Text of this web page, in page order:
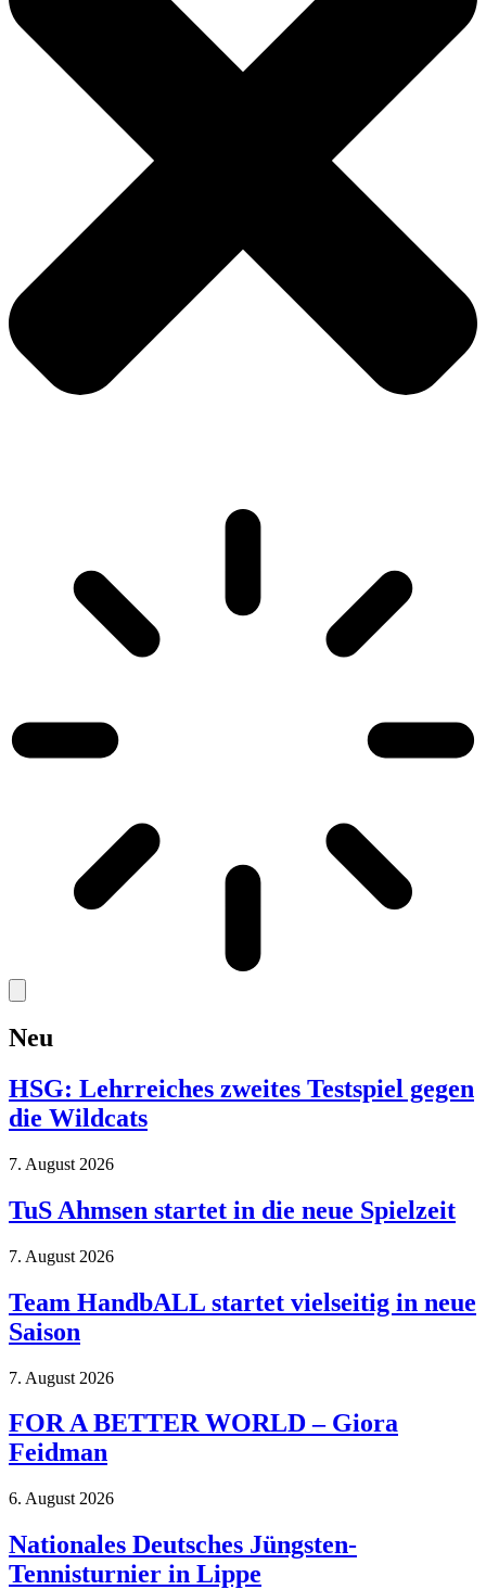
Neu
HSG: Lehrreiches zweites Testspiel gegen
die Wildcats
7. August 2026
TuS Ahmsen startet in die neue Spielzeit
7. August 2026
Team HandbALL startet vielseitig in neue
Saison
7. August 2026
FOR A BETTER WORLD – Giora
Feidman
6. August 2026
Nationales Deutsches Jüngsten-
Tennisturnier in Lippe